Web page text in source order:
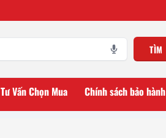
TÌM
Tư Vấn Chọn Mua Chính sách bảo hành